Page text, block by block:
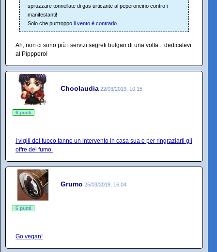
spruzzare tonnellate di gas urticante al peperoncino contro i
manifestanti!
Solo che purtroppo il vento è contrario
Ah, non ci sono più i servizi segreti bulgari di una volta... dedicatevi
al Pipppero!
Choolaudia 22/03/2019, 10:15
6 punti
I vigili del fuoco fanno un intervento in casa sua e per ringraziarli gli
offre del fumo.
Grumo 25/03/2019, 16:04
6 punti
Go vegan!